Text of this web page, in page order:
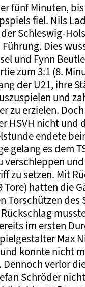
fünf Minuten,
fiel. Nils
Schleswig-
Dies
und Fynn
zum 3:1 (8.
der U21, ihre
und
zu erzielen.
HSVH nicht und
endete
gelang es dem
verschleppen
zu setzen. Mit
Tore) hatten die
Torschützen des
im ersten
Max
konnte nicht
verlor
Schröder